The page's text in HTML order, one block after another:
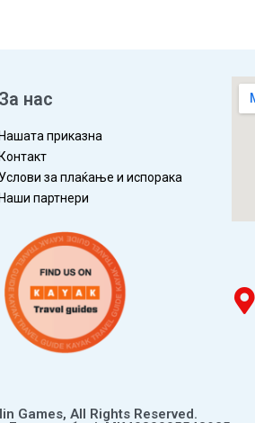
За нас
Нашата приказна
Контакт
Услови за плаќање и испорака
Наши партнери
Games, All Rights Reserved.